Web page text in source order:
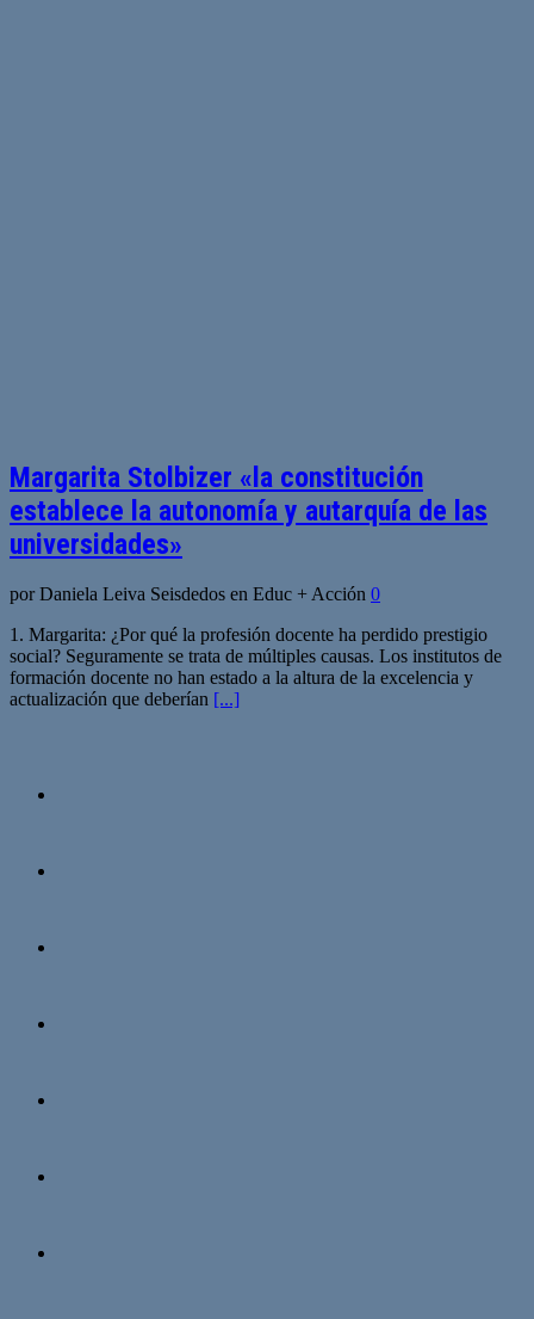
Margarita Stolbizer «la constitución
establece la autonomía y autarquía de las
universidades»
por Daniela Leiva Seisdedos en Educ + Acción 0
1. Margarita: ¿Por qué la profesión docente ha perdido prestigio
social? Seguramente se trata de múltiples causas. Los institutos de
formación docente no han estado a la altura de la excelencia y
actualización que deberían [...]